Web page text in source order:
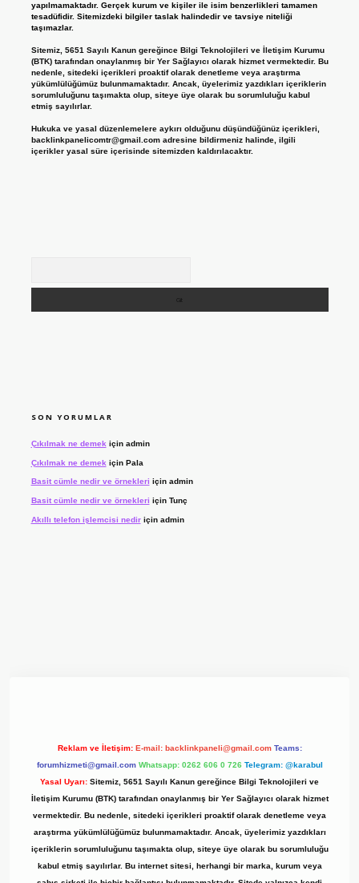
yapılmamaktadır. Gerçek kurum ve kişiler ile isim benzerlikleri tamamen
tesadüfidir. Sitemizdeki bilgiler taslak halindedir ve tavsiye niteliği
taşımazlar.
Sitemiz, 5651 Sayılı Kanun gereğince Bilgi Teknolojileri ve İletişim Kurumu
(BTK) tarafından onaylanmış bir Yer Sağlayıcı olarak hizmet vermektedir. Bu
nedenle, sitedeki içerikleri proaktif olarak denetleme veya araştırma
yükümlülüğümüz bulunmamaktadır. Ancak, üyelerimiz yazdıkları içeriklerin
sorumluluğunu taşımakta olup, siteye üye olarak bu sorumluluğu kabul
etmiş sayılırlar.
Hukuka ve yasal düzenlemelere aykırı olduğunu düşündüğünüz içerikleri,
backlinkpanelicomtr@gmail.comadresine bildirmeniz halinde, ilgili
içerikler yasal süre içerisinde sitemizden kaldırılacaktır.
SON YORUMLAR
Çıkılmak ne demek için admin
Çıkılmak ne demek için Pala
Basit cümle nedir ve örnekleri için admin
Basit cümle nedir ve örnekleri için Tunç
Akıllı telefon işlemcisi nediriçin admin
Reklam ve İletişim: E-mail: backlinkpaneli@gmail.com Teams:
forumhizmeti@gmail.com Whatsapp: 0262 606 0 726 Telegram: @karabul
Yasal Uyarı: Sitemiz, 5651 Sayılı Kanun gereğince Bilgi Teknolojileri ve
İletişim Kurumu (BTK) tarafından onaylanmış bir Yer Sağlayıcı olarak hizmet
vermektedir. Bu nedenle, sitedeki içerikleri proaktif olarak denetleme veya
araştırma yükümlülüğümüz bulunmamaktadır. Ancak, üyelerimiz yazdıkları
içeriklerin sorumluluğunu taşımakta olup, siteye üye olarak bu sorumluluğu
kabul etmiş sayılırlar. Bu internet sitesi, herhangi bir marka, kurum veya